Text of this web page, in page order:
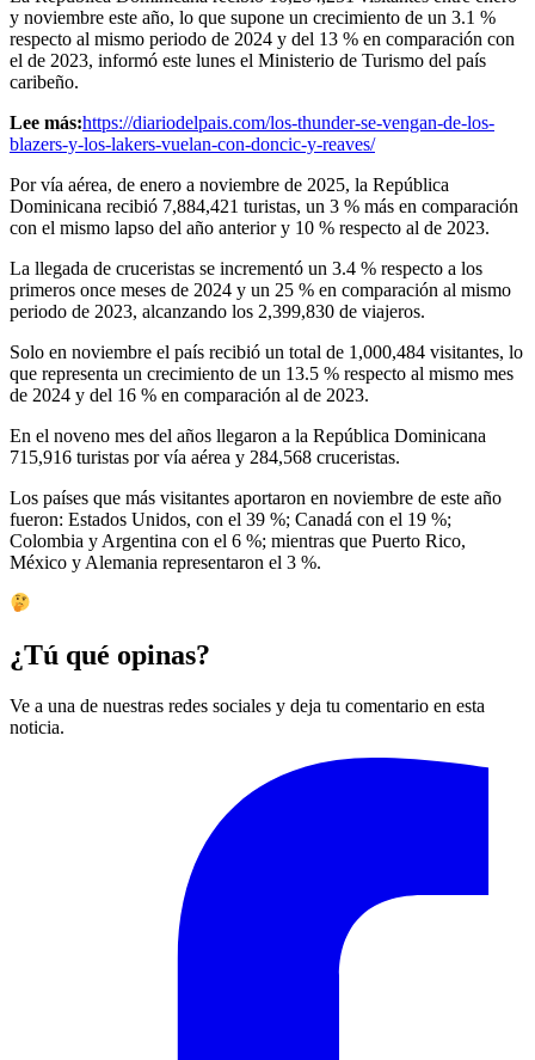
y noviembre este año, lo que supone un crecimiento de un 3.1 %
respecto al mismo periodo de 2024 y del 13 % en comparación con
el de 2023, informó este lunes el Ministerio de Turismo del país
caribeño.
Lee más:https://diariodelpais.com/los-thunder-se-vengan-de-los-
blazers-y-los-lakers-vuelan-con-doncic-y-reaves/
Por vía aérea, de enero a noviembre de 2025, la República
Dominicana recibió 7,884,421 turistas, un 3 % más en comparación
con el mismo lapso del año anterior y 10 % respecto al de 2023.
La llegada de cruceristas se incrementó un 3.4 % respecto a los
primeros once meses de 2024 y un 25 % en comparación al mismo
periodo de 2023, alcanzando los 2,399,830 de viajeros.
Solo en noviembre el país recibió un total de 1,000,484 visitantes, lo
que representa un crecimiento de un 13.5 % respecto al mismo mes
de 2024 y del 16 % en comparación al de 2023.
En el noveno mes del años llegaron a la República Dominicana
715,916 turistas por vía aérea y 284,568 cruceristas.
Los países que más visitantes aportaron en noviembre de este año
fueron: Estados Unidos, con el 39 %; Canadá con el 19 %;
Colombia y Argentina con el 6 %; mientras que Puerto Rico,
México y Alemania representaron el 3 %.
¿Tú qué opinas?
Ve a una de nuestras redes sociales y deja tu comentario en esta
noticia.